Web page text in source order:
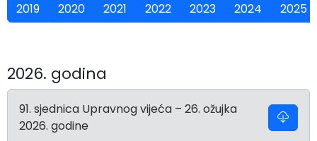
2019
2020 2021 2022 2023 2024 2025
2026. godina
91. sjednica Upravnog vijeća – 26. ožujka
2026. godine